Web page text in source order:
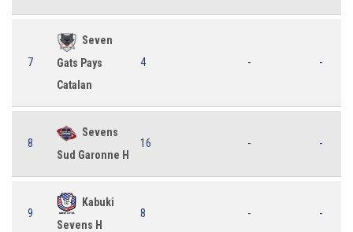
7
Seven
Gats Pays
Catalan
4 - -
8
Sevens
Sud Garonne H
16 - -
9
Kabuki
Sevens H
8 - -